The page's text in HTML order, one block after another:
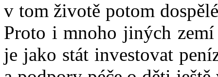
v tom životě potom
Proto i mnoho jiných
je jako stát investovat